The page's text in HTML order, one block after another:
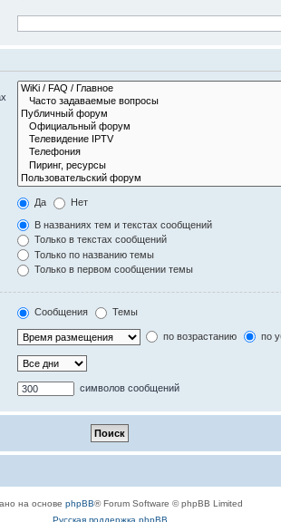
Да Нет
В названиях тем и текстах сообщений
Только в текстах сообщений
Только по названию темы
Только в первом сообщении темы
Сообщения Темы
по возрастанию по
символов сообщений
на основе phpBB® Forum Software © phpBB Limited
Русская поддержка phpBB